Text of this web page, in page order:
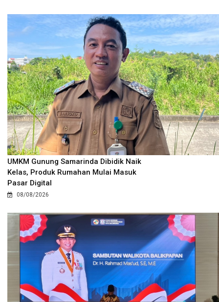
UMKM Gunung Samarinda Dibidik Naik
Kelas, Produk Rumahan Mulai Masuk
Pasar Digital
08/08/2026